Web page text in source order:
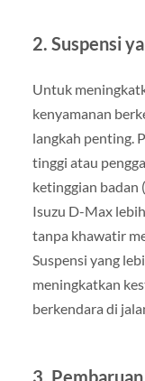
2. Suspensi
Untuk
kenyamanan
langkah penting.
tinggi atau
ketinggian badan
Isuzu D-Max
tanpa khawatir
Suspensi yang
meningkatkan
berkendara di